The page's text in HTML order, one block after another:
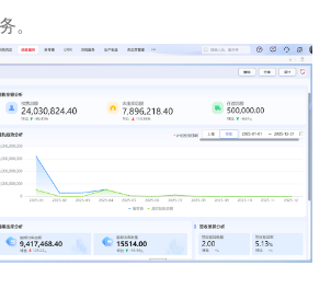
。